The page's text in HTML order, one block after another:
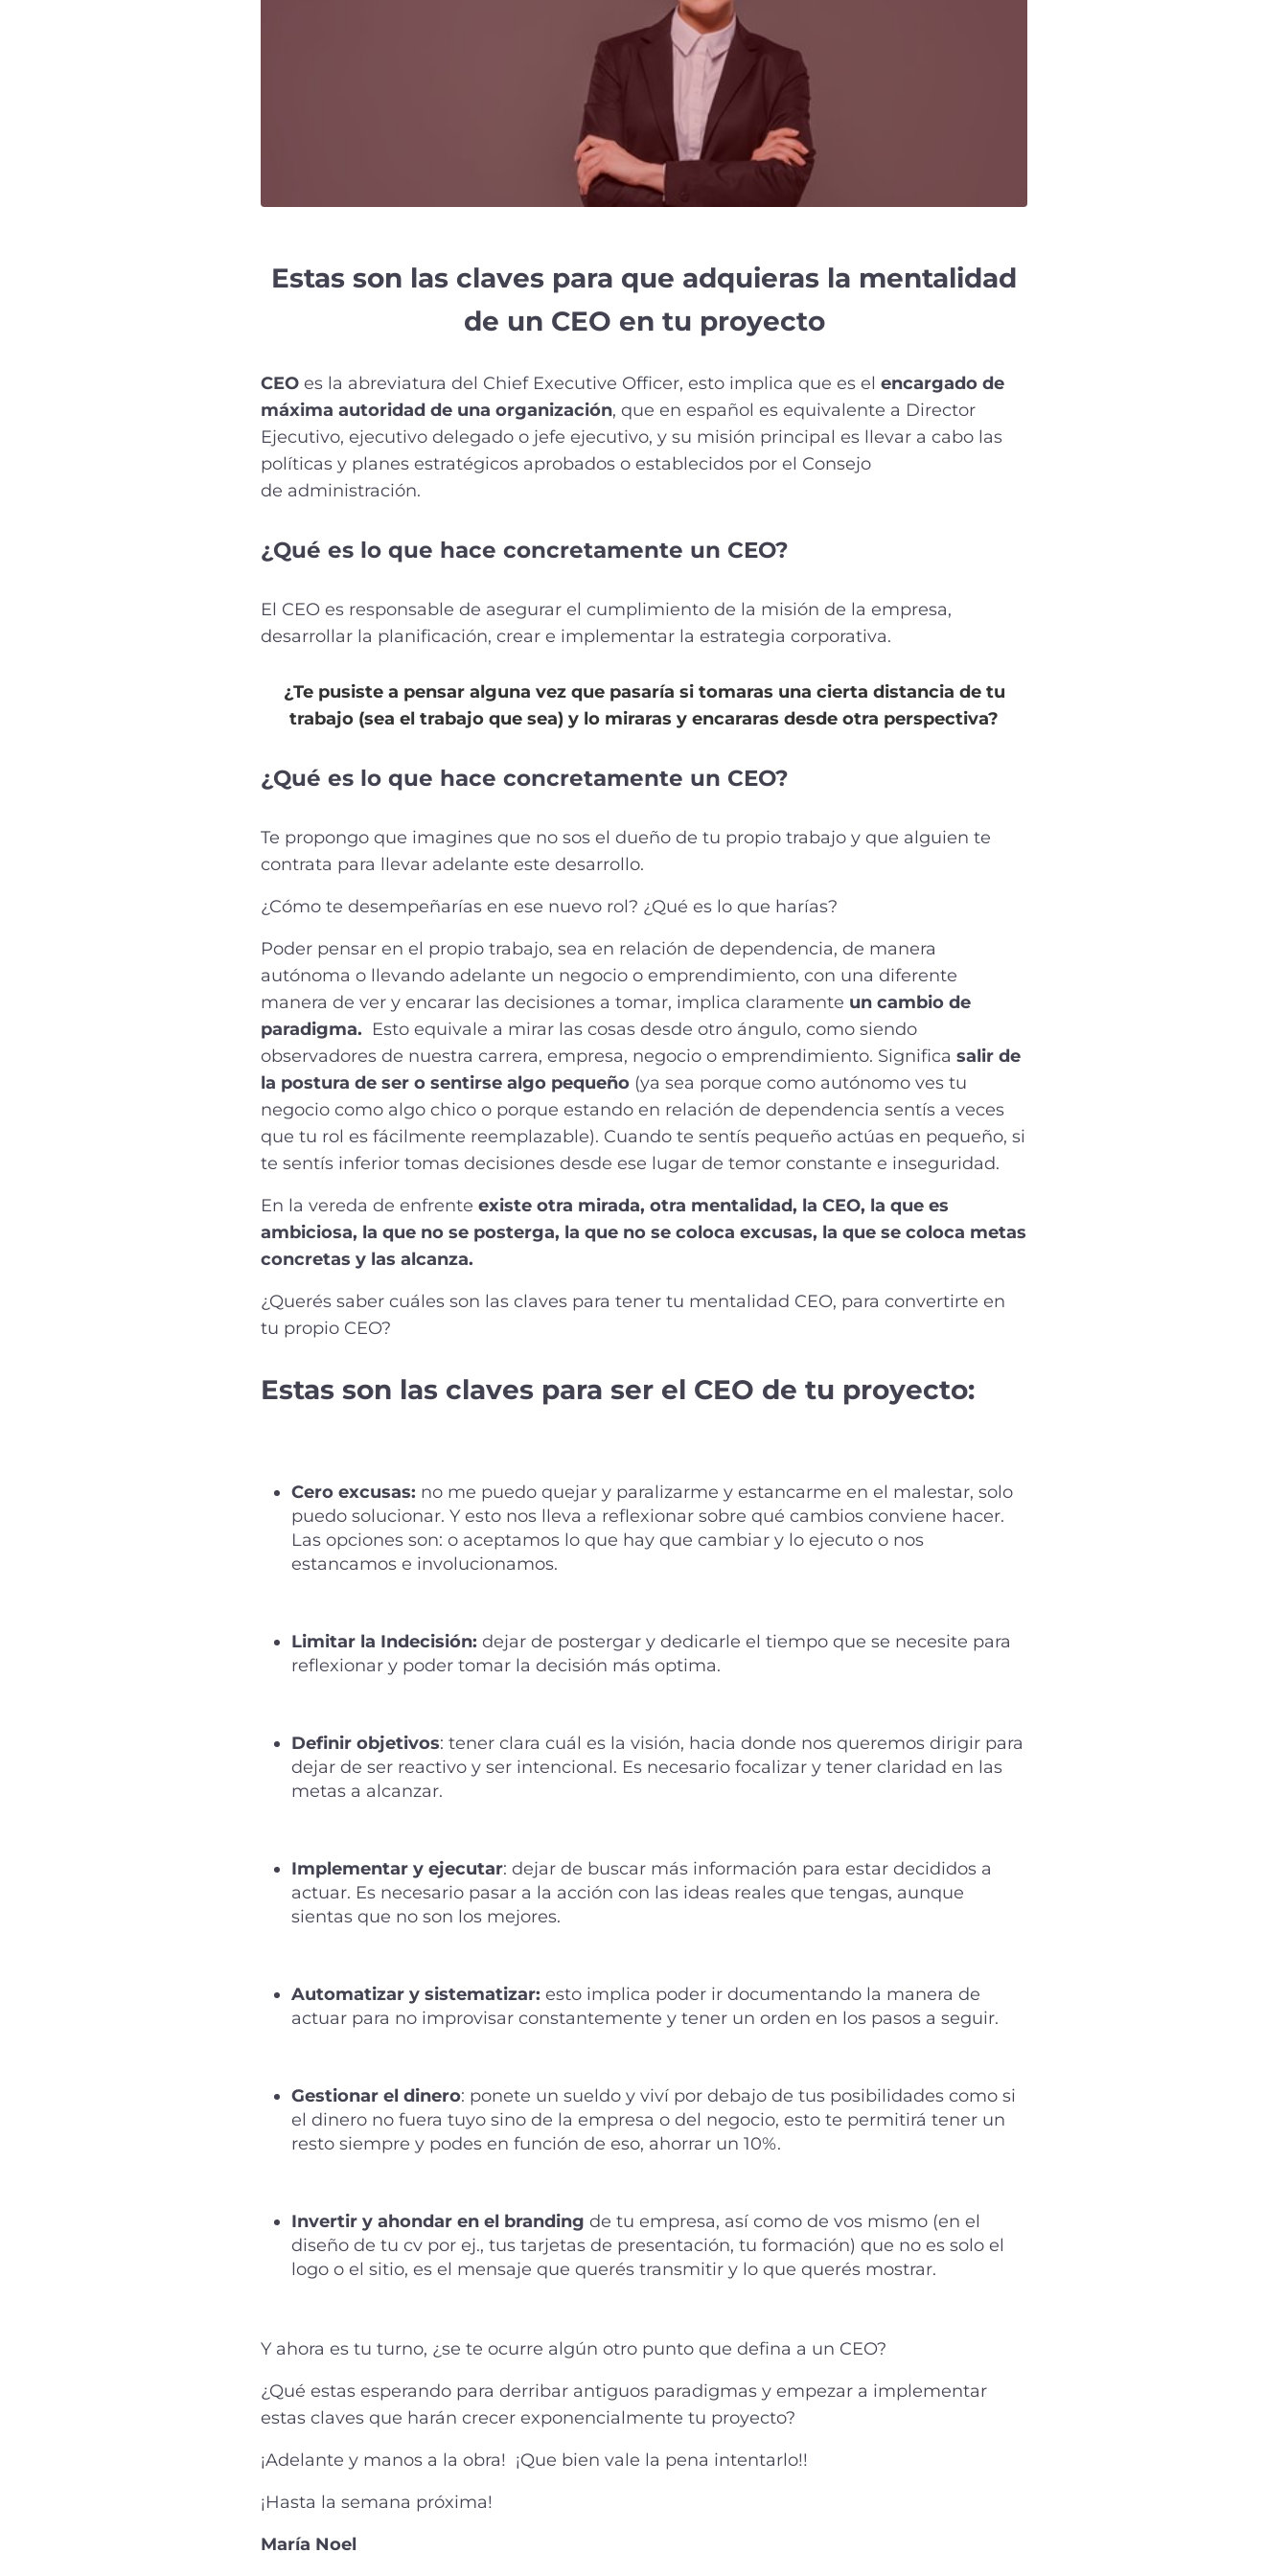
Estas son las claves para que adquieras la mentalidad
de un CEO en tu proyecto
CEO es la abreviatura del Chief Executive Officer, esto implica que es el encargado de
máxima autoridad de una organización, que en español es equivalente a Director
Ejecutivo, ejecutivo delegado o jefe ejecutivo, y su misión principal es llevar a cabo las
políticas y planes estratégicos aprobados o establecidos por el Consejo
de administración.
¿Qué es lo que hace concretamente un CEO?
El CEO es responsable de asegurar el cumplimiento de la misión de la empresa,
desarrollar la planificación, crear e implementar la estrategia corporativa.
¿Te pusiste a pensar alguna vez que pasaría si tomaras una cierta distancia de tu
trabajo (sea el trabajo que sea) y lo miraras y encararas desde otra perspectiva?
¿Qué es lo que hace concretamente un CEO?
Te propongo que imagines que no sos el dueño de tu propio trabajo y que alguien te
contrata para llevar adelante este desarrollo.
¿Cómo te desempeñarías en ese nuevo rol? ¿Qué es lo que harías?
Poder pensar en el propio trabajo, sea en relación de dependencia, de manera
autónoma o llevando adelante un negocio o emprendimiento, con una diferente
manera de ver y encarar las decisiones a tomar, implica claramente un cambio de
paradigma. Esto equivale a mirar las cosas desde otro ángulo, como siendo
observadores de nuestra carrera, empresa, negocio o emprendimiento. Significa salir de
la postura de ser o sentirse algo pequeño (ya sea porque como autónomo ves tu
negocio como algo chico o porque estando en relación de dependencia sentís a veces
que tu rol es fácilmente reemplazable). Cuando te sentís pequeño actúas en pequeño, si
te sentís inferior tomas decisiones desde ese lugar de temor constante e inseguridad.
En la vereda de enfrente existe otra mirada, otra mentalidad, la CEO, la que es
ambiciosa, la que no se posterga, la que no se coloca excusas, la que se coloca metas
concretas y las alcanza.
¿Querés saber cuáles son las claves para tener tu mentalidad CEO, para convertirte en
tu propio CEO?
Estas son las claves para ser el CEO de tu proyecto:
Cero excusas: no me puedo quejar y paralizarme y estancarme en el malestar, solo
puedo solucionar. Y esto nos lleva a reflexionar sobre qué cambios conviene hacer.
Las opciones son: o aceptamos lo que hay que cambiar y lo ejecuto o nos
estancamos e involucionamos.
Limitar la Indecisión: dejar de postergar y dedicarle el tiempo que se necesite para
reflexionar y poder tomar la decisión más optima.
Definir objetivos: tener clara cuál es la visión, hacia donde nos queremos dirigir para
dejar de ser reactivo y ser intencional. Es necesario focalizar y tener claridad en las
metas a alcanzar.
Implementar y ejecutar: dejar de buscar más información para estar decididos a
actuar. Es necesario pasar a la acción con las ideas reales que tengas, aunque
sientas que no son los mejores.
Automatizar y sistematizar: esto implica poder ir documentando la manera de
actuar para no improvisar constantemente y tener un orden en los pasos a seguir.
Gestionar el dinero: ponete un sueldo y viví por debajo de tus posibilidades como si
el dinero no fuera tuyo sino de la empresa o del negocio, esto te permitirá tener un
resto siempre y podes en función de eso, ahorrar un 10%.
Invertir y ahondar en el branding de tu empresa, así como de vos mismo (en el
diseño de tu cv por ej., tus tarjetas de presentación, tu formación) que no es solo el
logo o el sitio, es el mensaje que querés transmitir y lo que querés mostrar.
Y ahora es tu turno, ¿se te ocurre algún otro punto que defina a un CEO?
¿Qué estas esperando para derribar antiguos paradigmas y empezar a implementar
estas claves que harán crecer exponencialmente tu proyecto?
¡Adelante y manos a la obra! ¡Que bien vale la pena intentarlo!!
¡Hasta la semana próxima!
María Noel